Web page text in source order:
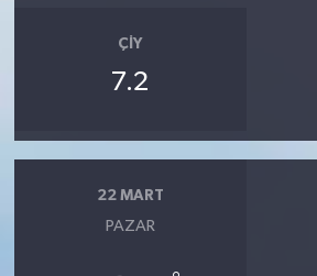
ÇIY
7.2
22 MART
PAZAR